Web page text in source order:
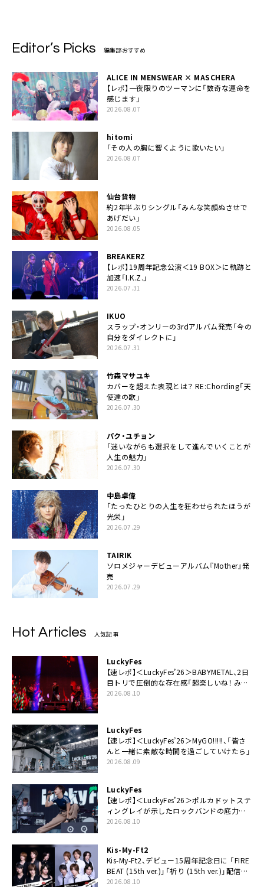
Editor’s Picks 編集部おすすめ
ALICE IN MENSWEAR × MASCHERA
【レポ】一夜限りのツーマンに「数奇な運命を
感じます」
2026.08.07
hitomi
「その人の胸に響くように歌いたい」
2026.08.07
仙台貨物
約2年半ぶりシングル「みんな笑顔ぬさせで
あげだい」
2026.08.05
BREAKERZ
【レポ】19周年記念公演＜19 BOX＞に軌跡と
加速「I.K.Z.」
2026.07.31
IKUO
スラップ・オンリーの3rdアルバム発売「今の
自分をダイレクトに」
2026.07.31
竹森マサユキ
カバーを超えた表現とは？ RE:Chording「天
使達の歌」
2026.07.30
パク・ユチョン
「迷いながらも選択をして進んでいくことが
人生の魅力」
2026.07.30
中島卓偉
「たったひとりの人生を狂わせられたほうが
光栄」
2026.07.29
TAIRIK
ソロメジャーデビューアルバム『Mother』発
売
2026.07.29
Hot Articles 人気記事
LuckyFes
【速レポ】＜LuckyFes’26＞BABYMETAL、2日
目トリで圧倒的な存在感「超楽しいね！ みん
なありがとう！」
2026.08.10
LuckyFes
【速レポ】＜LuckyFes’26＞MyGO!!!!!、「皆さ
んと一緒に素敵な時間を過ごしていけたら」
2026.08.09
LuckyFes
【速レポ】＜LuckyFes’26＞ポルカドットステ
ィングレイが示したロックバンドの底力
「LuckyFesのマスコットキャラクターである
2026.08.10
Kis-My-Ft2
Kis-My-Ft2、デビュー15周年記念日に 「FIRE
BEAT (15th ver.)」「祈り (15th ver.)」配信ス
タート
2026.08.10